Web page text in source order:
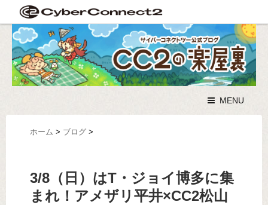
MENU
ホーム > ブログ >
3/8（日）はT・ジョイ博多に集
まれ！アメザリ平井×CC2松山